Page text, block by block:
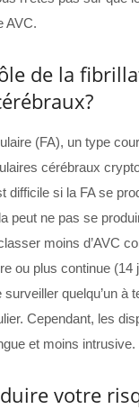
AVC.
de la
(FA), un type
cérébraux
difficile si la FA se
peut ne pas se
moins d’AVC
ou plus continue (14
quelqu’un à
Cependant, les
et moins intrusive.
votre